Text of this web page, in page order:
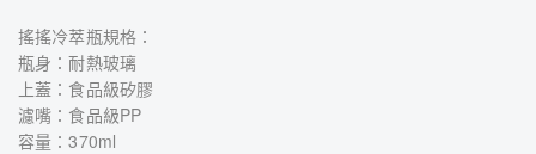
搖搖冷萃瓶規格：
瓶身：耐熱玻璃
上蓋：食品級矽膠
濾嘴：食品級PP
容量：370ml